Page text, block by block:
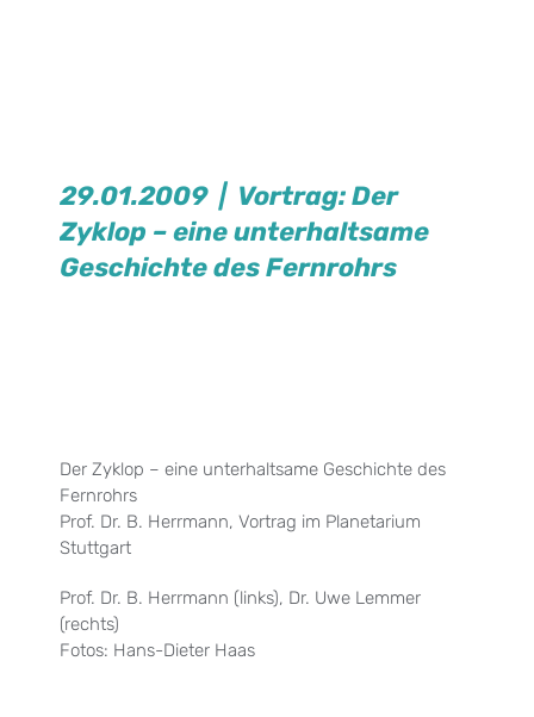
29.01.2009 | Vortrag: Der
Zyklop – eine unterhaltsame
Geschichte des Fernrohrs
Der Zyklop – eine unterhaltsame Geschichte des
Fernrohrs
Prof. Dr. B. Herrmann, Vortrag im Planetarium
Stuttgart
Prof. Dr. B. Herrmann (links), Dr. Uwe Lemmer
(rechts)
Fotos: Hans-Dieter Haas